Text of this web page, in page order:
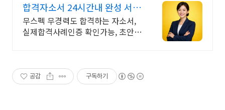
합격자소서 24시간내 완성 서류
합격의 비밀
무스펙 무경력도 합격하는 자소서,
실제합격사례인증 확인가능, 초안없
공감 구독하기